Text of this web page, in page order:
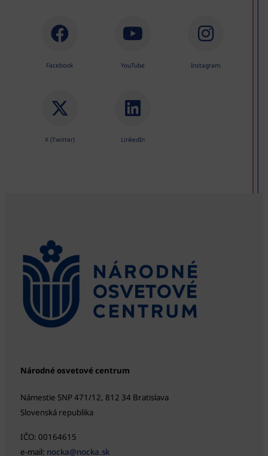
Facebook YouTube Instagram
X (Twitter) LinkedIn
Národné osvetové centrum
Námestie SNP 471/12, 812 34 Bratislava
Slovenská republika
IČO: 00164615
e-mail: nocka@nocka.sk